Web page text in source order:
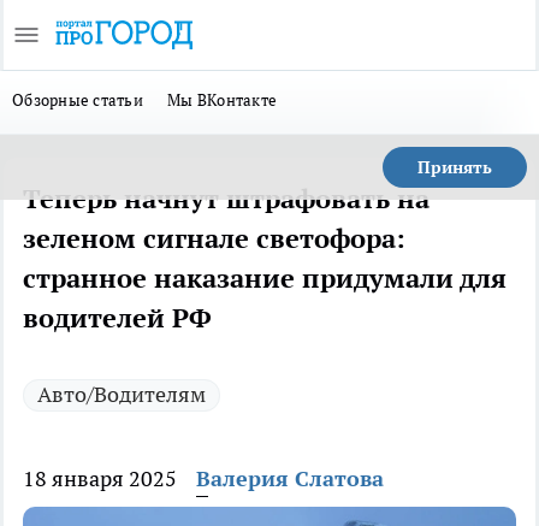
Обзорные статьи Мы ВКонтакте
Принять
Теперь начнут штрафовать на
зеленом сигнале светофора:
странное наказание придумали для
водителей РФ
Авто/Водителям
18 января 2025 Валерия Слатова